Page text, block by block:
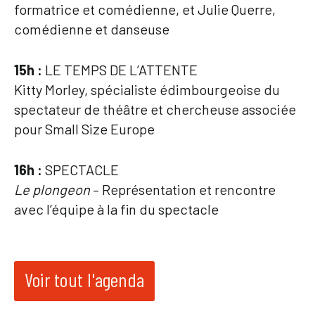
formatrice et comédienne, et Julie Querre,
comédienne et danseuse
15h : LE TEMPS DE L’ATTENTE
Kitty Morley, spécialiste édimbourgeoise du
spectateur de théâtre et chercheuse associée
pour Small Size Europe
16h : SPECTACLE
Le plongeon – Représentation et rencontre
avec l’équipe à la fin du spectacle
Voir tout l'agenda